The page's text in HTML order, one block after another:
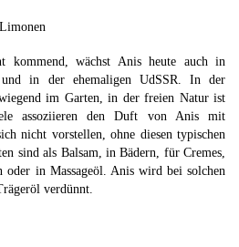
kommend, wächst Anis heute auch in
in der ehemaligen UdSSR. In der
im Garten, in der freien Natur ist
assoziieren den Duft von Anis mit
nicht vorstellen, ohne diesen typischen
sind als Balsam, in Bädern, für Cremes,
oder in Massageöl. Anis wird bei solchen
verdünnt.